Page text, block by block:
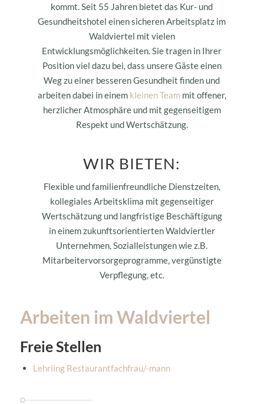
kommt. Seit 55 Jahren bietet das Kur- und
Gesundheitshotel einen sicheren Arbeitsplatz im
Waldviertel mit vielen
Entwicklungsmöglichkeiten. Sie tragen in Ihrer
Position viel dazu bei, dass unsere Gäste einen
Weg zu einer besseren Gesundheit finden und
arbeiten dabei in einem kleinen Teammit offener,
herzlicher Atmosphäre und mit gegenseitigem
Respekt und Wertschätzung.
WIR BIETEN:
Flexible und familienfreundliche Dienstzeiten,
kollegiales Arbeitsklima mit gegenseitiger
Wertschätzung und langfristige Beschäftigung
in einem zukunftsorientierten Waldviertler
Unternehmen, Sozialleistungen wie z.B.
Mitarbeitervorsorgeprogramme, vergünstigte
Verpflegung, etc.
Arbeiten im Waldviertel
Freie Stellen
Lehrling Restaurantfachfrau/-mann